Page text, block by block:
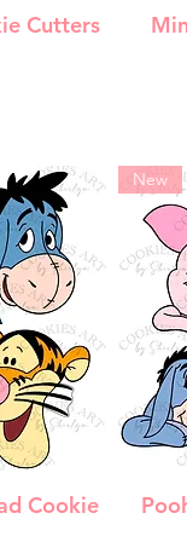
Cutters
Cookie
New